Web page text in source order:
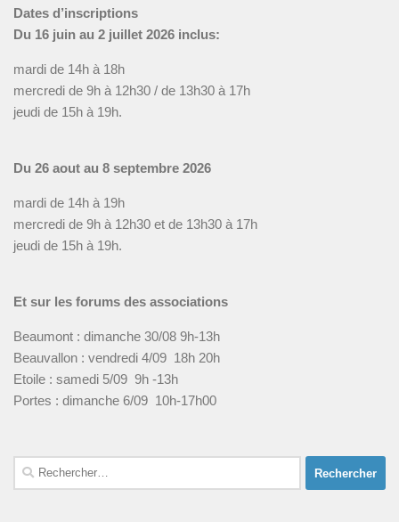
Dates d’inscriptions
Du 16 juin au 2 juillet 2026 inclus:
mardi de 14h à 18h
mercredi de 9h à 12h30 / de 13h30 à 17h
jeudi de 15h à 19h.
Du 26 aout au 8 septembre 2026
mardi de 14h à 19h
mercredi de 9h à 12h30 et de 13h30 à 17h
jeudi de 15h à 19h.
Et sur les forums des associations
Beaumont : dimanche 30/08 9h-13h
Beauvallon : vendredi 4/09 18h 20h
Etoile : samedi 5/09 9h -13h
Portes : dimanche 6/09 10h-17h00
Rechercher :